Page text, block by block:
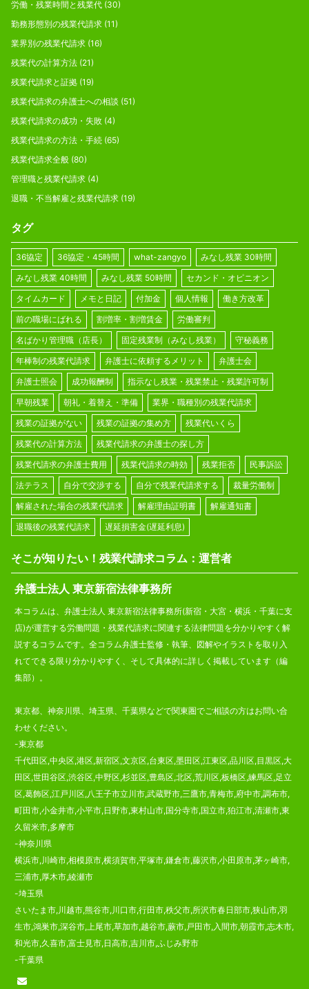
労働・残業時間と残業代 (30)
勤務形態別の残業代請求 (11)
業界別の残業代請求 (16)
残業代の計算方法 (21)
残業代請求と証拠 (19)
残業代請求の弁護士への相談 (51)
残業代請求の成功・失敗 (4)
残業代請求の方法・手続 (65)
残業代請求全般 (80)
管理職と残業代請求 (4)
退職・不当解雇と残業代請求 (19)
タグ
36協定 36協定・45時間 what-zangyo
みなし残業 30時間
みなし残業 40時間
みなし残業 50時間
セカンド・オピニオン
タイムカード
メモと日記 付加金 個人情報
働き方改革
前の職場にばれる
割増率・割増賃金
労働審判
名ばかり管理職（店長）
固定残業制（みなし残業）
守秘義務
年棒制の残業代請求
弁護士に依頼するメリット
弁護士会
弁護士照会
成功報酬制
指示なし残業・残業禁止・残業許可制
早朝残業
朝礼・着替え・準備
業界・職種別の残業代請求
残業の証拠がない
残業の証拠の集め方
残業代いくら
残業代の計算方法
残業代請求の弁護士の探し方
残業代請求の弁護士費用
残業代請求の時効 残業拒否
民事訴訟
法テラス
自分で交渉する 自分で残業代請求する
裁量労働制
解雇された場合の残業代請求
解雇理由証明書
解雇通知書
退職後の残業代請求
遅延損害金(遅延利息)
そこが知りたい！残業代請求コラム：運営者
弁護士法人 東京新宿法律事務所
本コラムは、弁護士法人 東京新宿法律事務所(新宿・大宮・横浜・千葉に支
店)が運営する労働問題・残業代請求に関連する法律問題を分かりやすく解
説するコラムです。全コラム弁護士監修・執筆、図解やイラストを取り入
れてできる限り分かりやすく、そして具体的に詳しく掲載しています（編
集部）。
東京都、神奈川県、埼玉県、千葉県などで関東圏でご相談の方はお問い合
わせください。
-東京都
千代田区,中央区,港区,新宿区,文京区,台東区,墨田区,江東区,品川区,目黒区,大
田区,世田谷区,渋谷区,中野区,杉並区,豊島区,北区,荒川区,板橋区,練馬区,足立
区,葛飾区,江戸川区,八王子市立川市,武蔵野市,三鷹市,青梅市,府中市,調布市,
町田市,小金井市,小平市,日野市,東村山市,国分寺市,国立市,狛江市,清瀬市,東
久留米市,多摩市
-神奈川県
横浜市,川崎市,相模原市,横須賀市,平塚市,鎌倉市,藤沢市,小田原市,茅ヶ崎市,
三浦市,厚木市,綾瀬市
-埼玉県
さいたま市,川越市,熊谷市,川口市,行田市,秩父市,所沢市春日部市,狭山市,羽
生市,鴻巣市,深谷市,上尾市,草加市,越谷市,蕨市,戸田市,入間市,朝霞市,志木市,
和光市,久喜市,富士見市,日高市,吉川市,ふじみ野市
-千葉県